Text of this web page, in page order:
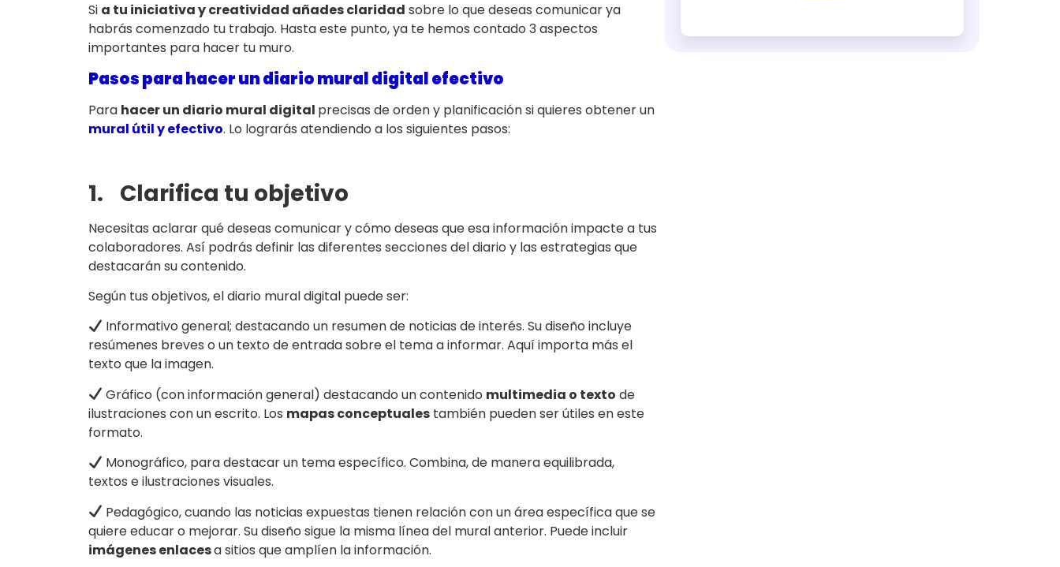
Si a tu iniciativa y creatividad añades claridad sobre lo que deseas comunicar ya
habrás comenzado tu trabajo. Hasta este punto, ya te hemos contado 3 aspectos
importantes para hacer tu muro.
Pasos para hacer un diario mural digital efectivo
Para hacer un diario mural digital precisas de orden y planificación si quieres obtener un
mural útil y efectivo. Lo lograrás atendiendo a los siguientes pasos:
1. Clarifica tu objetivo
Necesitas aclarar qué deseas comunicar y cómo deseas que esa información impacte a tus
colaboradores. Así podrás definir las diferentes secciones del diario y las estrategias que
destacarán su contenido.
Según tus objetivos, el diario mural digital puede ser:
Informativo general; destacando un resumen de noticias de interés. Su diseño incluye
resúmenes breves o un texto de entrada sobre el tema a informar. Aquí importa más el
texto que la imagen.
Gráfico (con información general) destacando un contenido multimedia o texto de
ilustraciones con un escrito. Los mapas conceptuales también pueden ser útiles en este
formato.
Monográfico, para destacar un tema específico. Combina, de manera equilibrada,
textos e ilustraciones visuales.
Pedagógico, cuando las noticias expuestas tienen relación con un área específica que se
quiere educar o mejorar. Su diseño sigue la misma línea del mural anterior. Puede incluir
imágenes enlacesa sitios que amplíen la información.